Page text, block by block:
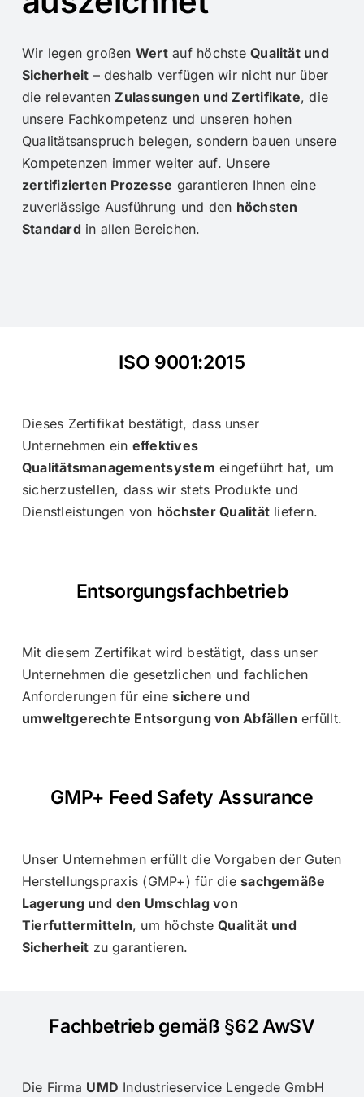
Wir legen großen Wertauf höchsteQualität und
Sicherheit – deshalb verfügen wir nicht nur über
die relevantenZulassungen und Zertifikate, die
unsere Fachkompetenz und unseren hohen
Qualitätsanspruch belegen, sondern bauen unsere
Kompetenzen immer weiter auf. Unsere
zertifizierten Prozesse garantieren Ihnen eine
zuverlässige Ausführung und den höchsten
Standard in allen Bereichen.
ISO 9001:2015
Dieses Zertifikat bestätigt, dass unser
Unternehmen ein effektives
Qualitätsmanagementsystem eingeführt hat, um
sicherzustellen, dass wir stets Produkte und
Dienstleistungen von höchster Qualität liefern.
Entsorgungsfachbetrieb
Mit diesem Zertifikat wird bestätigt, dass unser
Unternehmen die gesetzlichen und fachlichen
Anforderungen für einesichere und
umweltgerechte Entsorgung von Abfällen erfüllt.
GMP+ Feed Safety Assurance
Unser Unternehmen erfüllt die Vorgaben der Guten
Herstellungspraxis (GMP+) für diesachgemäße
Lagerung und den Umschlag von
Tierfuttermitteln, um höchsteQualität und
Sicherheit zu garantieren.
Fachbetrieb gemäß §62 AwSV
Die Firma UMD Industrieservice Lengede GmbH